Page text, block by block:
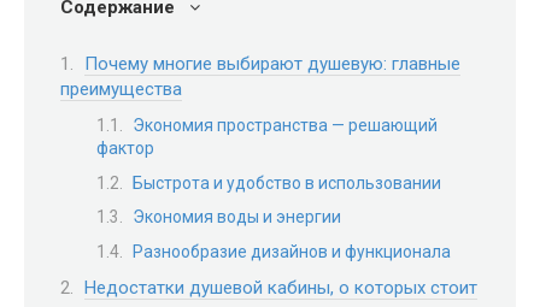
Содержание
Почему многие выбирают душевую: главные
преимущества
Экономия пространства — решающий
фактор
Быстрота и удобство в использовании
Экономия воды и энергии
Разнообразие дизайнов и функционала
Недостатки душевой кабины, о которых стоит